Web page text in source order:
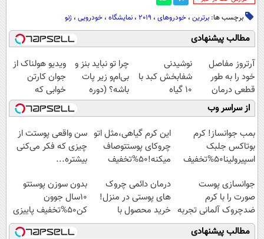
برچسب ها: برترین ، خودروهای ، 2019 ، نمایشگاه ، خودرویی ، ژنو
مطالب پیشنهادی
آرتروز مفاصل
خود را به طور
قطعی درمان
کنید!
◗پرسش‌نامه◖
نوشیدنی
شفابخش کبد با
10 گیاه
موثر(تخفیف تا
امشب)
چرا تو نباید بنز و
بی‌ام‌و زیر پات
باشه؟ (دوره
رایگان درآمد
میلیاردی)
ویدیو هولناک از
جوان کارتن
خوابی که
میلیاردر شد.
آموزش رایگان
از سراسر وب
بمب جوانساز! کرم
بوتاکس جلبک
اسپیرولینا50%تخفیف
این کرم گیاهی،مثل اتو
چروکای پوستتوصاف
میکنه!50%تخفیف
سن واقعی پوستت از
چیزی که فکر می‌کنی
بیشتره...
جوانسازی پوست
صورت را با کرم
ضدچروک آلمانی تجربه
کنید!
درمان دائمی چروک
های پوستی در منزل!
خرید محصول با
تخفیف
بدون سوزن پوستتو
10سال جوون
کن50%تخفیف پاییزی
مطالب پیشنهادی